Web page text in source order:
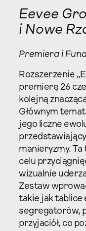
Eevee
i Nowe
Premiera i
Rozszerzenie
premierę 26
kolejną
Głównym
jego liczne
manieryzmy.
celu
wizualnie
Zestaw
takie jak tablice
segregatorów,
przyjaciół, co